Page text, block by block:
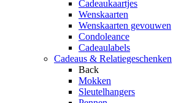
Cadeaukaartjes
Wenskaarten
Wenskaarten gevouwen
Condoleance
Cadeaulabels
Cadeaus & Relatiegeschenken
Back
Mokken
Sleutelhangers